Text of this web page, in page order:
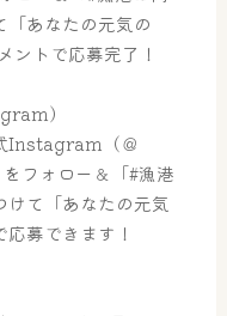
「あなたの元気の
ントで応募完了！
）
Instagram（＠
フォロー＆「#漁港
けて「あなたの元気
募できます！